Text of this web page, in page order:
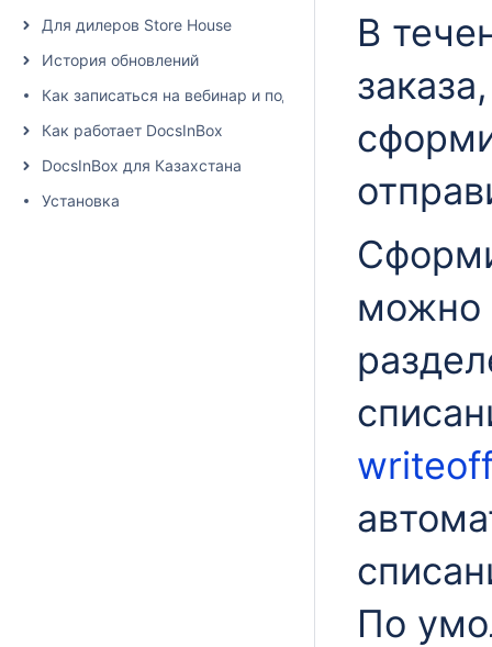
Для дилеров Store House
История обновлений
Как записаться на вебинар и подписаться на рассылку
Как работает DocsInBox
DocsInBox для Казахстана
Установка
В
можно
По